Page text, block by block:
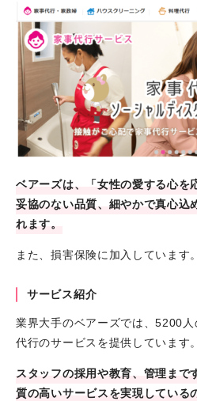
ベアーズは、「女性の愛する心を
妥協のない品質、細やかで真心込
れます。
また、損害保険に加入しています。
サービス紹介
業界大手のベアーズでは、5200
代行のサービスを提供しています。
スタッフの採用や教育、管理まで
質の高いサービスを実現している